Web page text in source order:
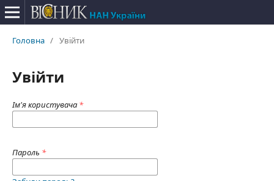
Головна / Увійти
Увійти
Ім'я користувача *
Пароль *